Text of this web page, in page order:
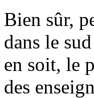
Bien sûr,
dans le
en soit, le
des